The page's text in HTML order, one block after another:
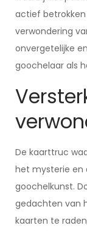
actief
verwondering
onvergetelijke
goochelaar als
De kaarttruc
het mysterie en
goochelkunst.
gedachten van
kaarten te